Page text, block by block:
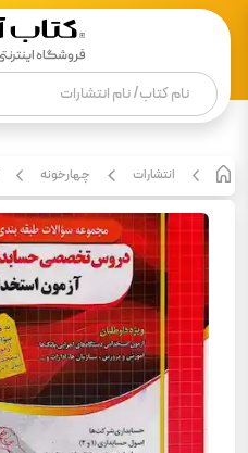
انتشارات چهارخونه